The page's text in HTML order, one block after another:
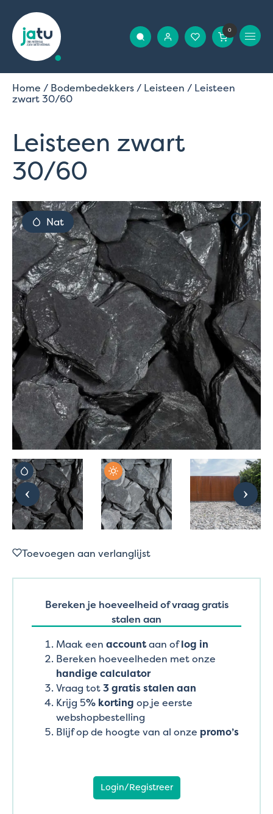
0
Home / Bodembedekkers/ Leisteen / Leisteen
zwart 30/60
Leisteen zwart
30/60
Nat
Toevoegen aan verlanglijst
Bereken je hoeveelheid of vraag gratis
stalen aan
Maak een accountaan oflog in
Bereken hoeveelheden met onze
handige calculator
Vraag tot3 gratis stalen aan
Krijg 5% korting op je eerste
webshopbestelling
Blijf op de hoogte van al onze promo’s
Login/Registreer